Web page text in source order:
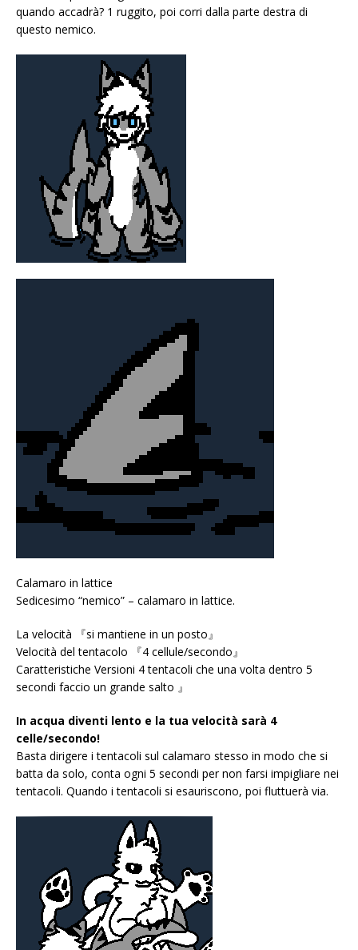
quando accadrà? 1 ruggito, poi corri dalla parte destra di
questo nemico.
Calamaro in lattice
Sedicesimo “nemico” – calamaro in lattice.
La velocità 『si mantiene in un posto』
Velocità del tentacolo 『4 cellule/secondo』
Caratteristiche Versioni 4 tentacoli che una volta dentro 5
secondi faccio un grande salto 』
In acqua diventi lento e la tua velocità sarà 4
celle/secondo!
Basta dirigere i tentacoli sul calamaro stesso in modo che si
batta da solo, conta ogni 5 secondi per non farsi impigliare nei
tentacoli. Quando i tentacoli si esauriscono, poi fluttuerà via.